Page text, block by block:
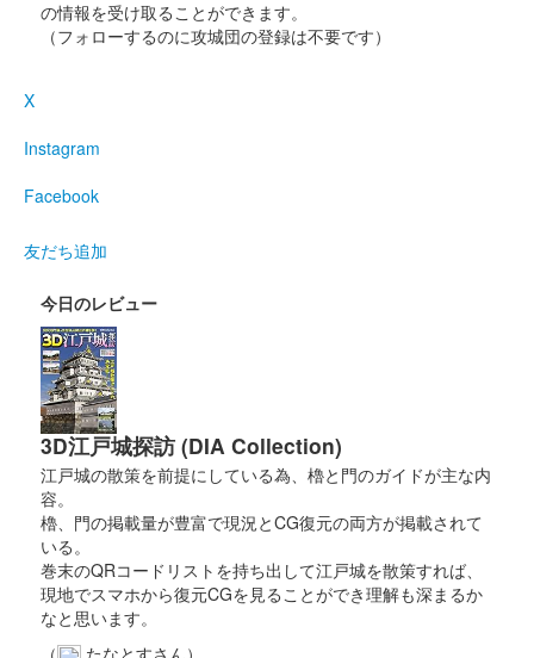
の情報を受け取ることができます。
（フォローするのに攻城団の登録は不要です）
X
Instagram
Facebook
友だち追加
今日のレビュー
3D江戸城探訪 (DIA Collection)
江戸城の散策を前提にしている為、櫓と門のガイドが主な内
容。
櫓、門の掲載量が豊富で現況とCG復元の両方が掲載されて
いる。
巻末のQRコードリストを持ち出して江戸城を散策すれば、
現地でスマホから復元CGを見ることができ理解も深まるか
なと思います。